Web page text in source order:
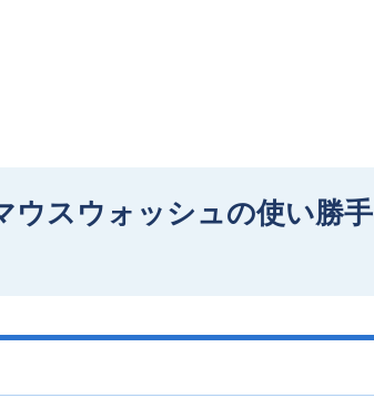
ウスウォッシュの使い勝手